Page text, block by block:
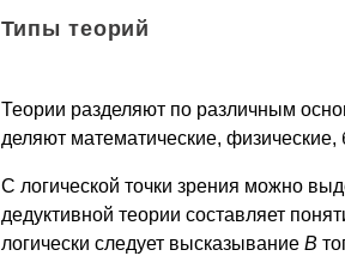
Типы теорий
Теории разделяют по различным
деляют математические,
С логической точки зрения можно
дедуктивной теории составляет
логически следует высказывание B